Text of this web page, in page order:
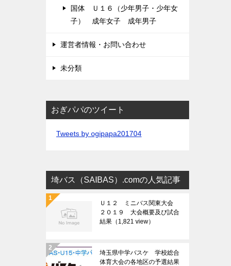
国体 Ｕ１６（少年男子・少年女
子） 成年女子 成年男子
運営者情報・お問い合わせ
未分類
おぎパパのツイート
Tweets by ogipapa201704
埼バス（SAIBAS）.comの人気記事
Ｕ１２ ミニバス関東大会
２０１９ 大会概要及び試合
結果 （1,821 view）
埼玉県中学バスケ 学校総合
体育大会の各地区の予選結果